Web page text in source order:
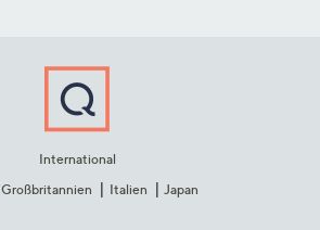
International
Großbritannien Italien Japan